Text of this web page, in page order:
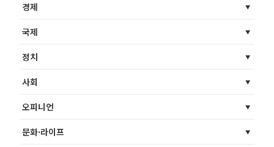
경제
국제
정치
사회
오피니언
문화·라이프